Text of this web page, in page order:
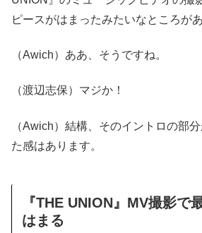
ピースがはまったみたいなところが
（Awich）ああ、そうですね。
（渡辺志保）マジか！
（Awich）結構、そのイントロの部
た感はあります。
『THE UNION』MV撮影で
はまる